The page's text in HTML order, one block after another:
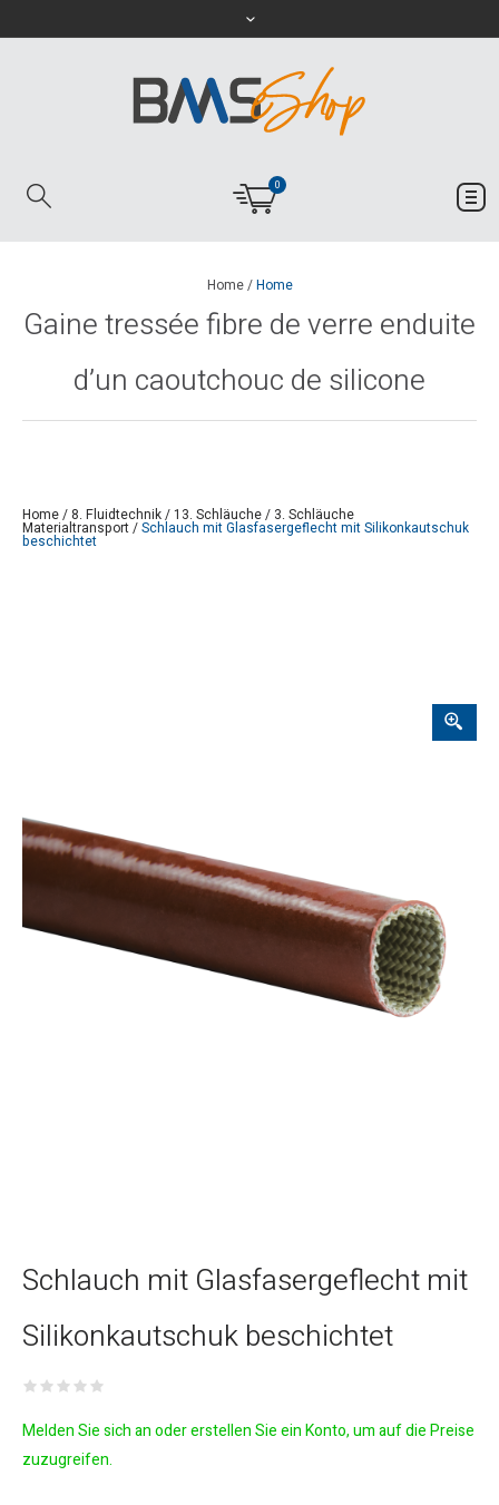
0
Home/Home
Gaine tressée fibre de verre enduite
d’un caoutchouc de silicone
Home/8. Fluidtechnik/13. Schläuche/ 3. Schläuche
Materialtransport/Schlauch mit Glasfasergeflecht mit Silikonkautschuk
beschichtet
Schlauch mit Glasfasergeflecht mit
Silikonkautschuk beschichtet
Melden Sie sich an oder erstellen Sie ein Konto, um auf die Preise
zuzugreifen.